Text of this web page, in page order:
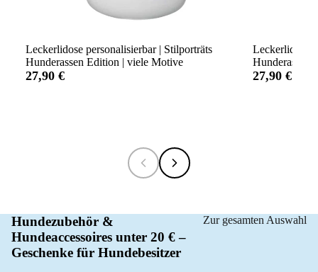
Leckerlidose personalisierbar | Stilporträts
Hunderassen Edition | viele Motive
27,90 €
Leckerlidose
Hunderassen
27,90 €
Hundezubehör &
Hundeaccessoires unter 20 € –
Geschenke für Hundebesitzer
Zur gesamten Auswahl